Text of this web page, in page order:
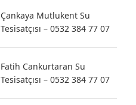
Çankaya Mutlukent Su
Tesisatçısı – 0532 384 77 07
Fatih Cankurtaran Su
Tesisatçısı – 0532 384 77 07